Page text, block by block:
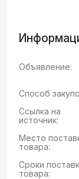
Объявление:
Способ
Ссылка на
источник:
Место
товара:
Сроки
товара: